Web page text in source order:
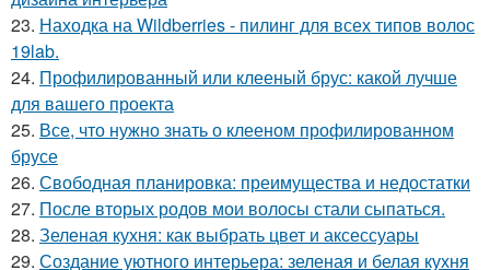
23. Находка на Wildberries - пилинг для всех типов волос
19lab.
24. Профилированный или клееный брус: какой лучше
для вашего проекта
25. Все, что нужно знать о клееном профилированном
брусе
26. Свободная планировка: преимущества и недостатки
27. После вторых родов мои волосы стали сыпаться.
28. Зеленая кухня: как выбрать цвет и аксессуары
29. Создание уютного интерьера: зеленая и белая кухня